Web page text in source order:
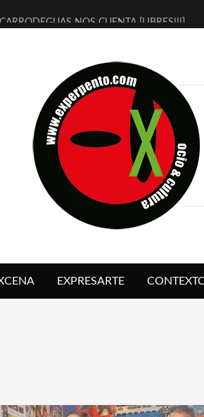
NOS CUENTA [LIBRES!!!]
DE JUAN GUERRERO ZAMORA
ESCUELA DEL DIRECTOR TEATRAL
ES NADA) DE LA KATARSIS DEL
JUDÍAS EN #EXVITA
REINVENTAN [BITÁCORA 3.0] EN
FLASH PRESENTA EN EXVITA [RELATIVA
EN EXVITA INTERPRETANDO A SERRAT
EXPRESARTE